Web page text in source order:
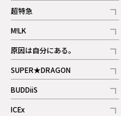
記事
超特急
記事
M!LK
記事
原因は自分にある。
記事
SUPER★DRAGON
記事
BUDDiiS
記事
ICEx